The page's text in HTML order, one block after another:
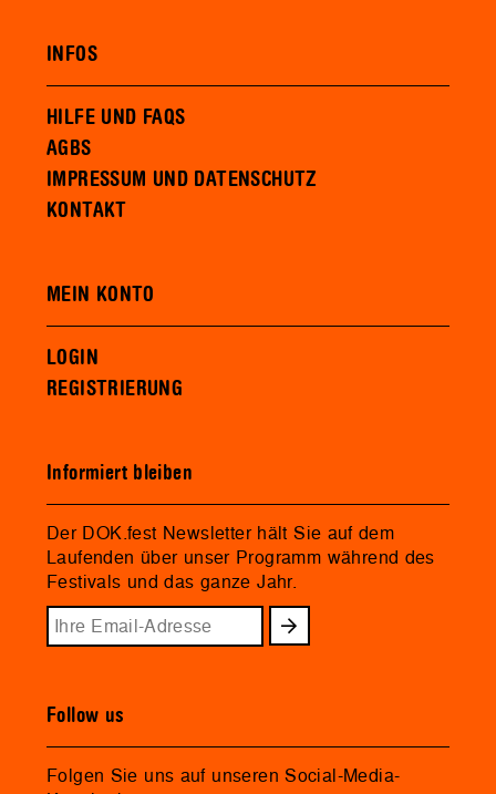
INFOS
HILFE UND FAQS
AGBS
IMPRESSUM UND DATENSCHUTZ
KONTAKT
MEIN KONTO
LOGIN
REGISTRIERUNG
Informiert bleiben
Der DOK.fest Newsletter hält Sie auf dem
Laufenden über unser Programm während des
Festivals und das ganze Jahr.
Follow us
Folgen Sie uns auf unseren Social-Media-